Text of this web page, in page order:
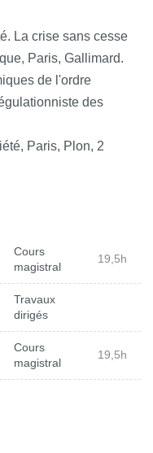
La crise sans cesse
Paris, Gallimard.
de l'ordre
des
Paris, Plon, 2
Cours
magistral
19,5h
Travaux
dirigés
Cours
magistral
19,5h